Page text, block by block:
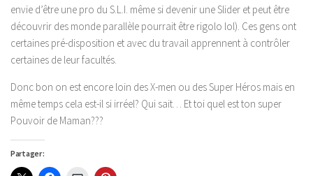
envie d’être une pro du S.L.I. même si devenir une Slider et peut être
découvrir des monde parallèle pourrait être rigolo lol). Ces gens ont
certaines pré-disposition et avec du travail apprennent à contrôler
certaines de leur facultés.
Donc bon on est encore loin des X-men ou des Super Héros mais en
même temps cela est-il si irréel? Qui sait… Et toi quel est ton super
Pouvoir de Maman???
Partager :